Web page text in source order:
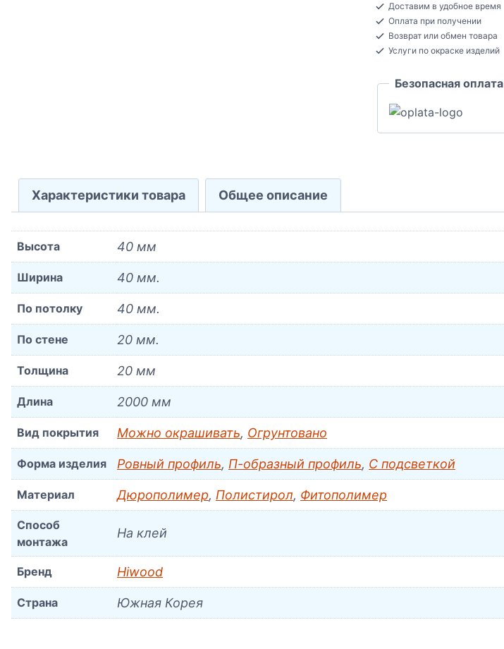
универсальный
Полистирол
20x40x2000
Доставим в удобное время
Оплата при получении
Возврат или обмен товара
Услуги по окраске изделий
Безопасная оплата
Характеристики товара Общее описание
Высота 40 мм
Ширина 40 мм.
По потолку 40 мм.
По стене 20 мм.
Толщина 20 мм
Длина 2000 мм
Вид покрытия Можно окрашивать, Огрунтовано
Форма изделия Ровный профиль, П-образный профиль, С подсветкой
Материал Дюрополимер, Полистирол, Фитополимер
Способ
монтажа
На клей
Бренд Hiwood
Страна Южная Корея